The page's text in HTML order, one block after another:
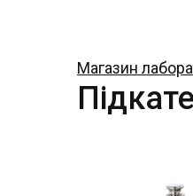
Магазин